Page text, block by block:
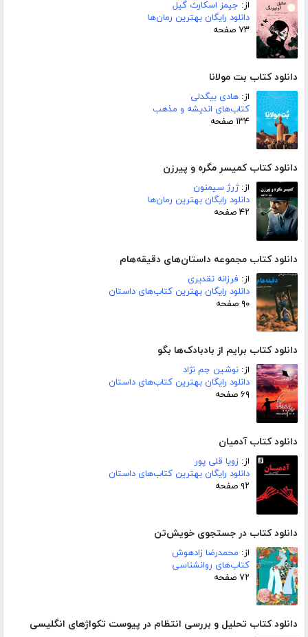
از: جیمز اسکارث گیل
دانلود رایگان بهترین رمان‌ها
۷۳ صفحه
دانلود کتاب بت مولانا
از: هادی بیگدلی
کتاب‌های اندیشه و مذهب
۱۳۴ صفحه
دانلود کتاب کمیسر مگره و پیرزن
از:ژرژ سیمنون
دانلود رایگان بهترین رمان‌ها
۴۲ صفحه
دانلود کتاب مجموعه داستان‌های دقیقه‌هام
از: فرزانه تقدیری
دانلود رایگان بهترین کتاب‌های داستان
۹۰ صفحه
دانلود کتاب برایم از بادبادک‌ها بگو
از: نوشین جم نژاد
دانلود رایگان بهترین کتاب‌های داستان
۶۹ صفحه
دانلود کتاب آدمیان
از: زویا قلی پور
دانلود رایگان بهترین کتاب‌های داستان
۹۲ صفحه
دانلود کتاب در جستجوی خویش‌تن
از: محمدرضا زادهوش
کتاب‌های روانشناسی
۷۲ صفحه
دانلود کتاب تحلیل و بررسی انتظام در پیوست تکواژهای انگلیسی